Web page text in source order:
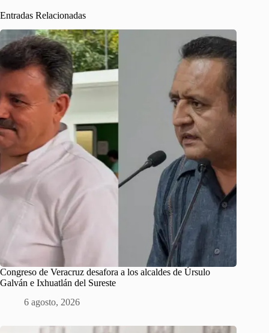
Entradas Relacionadas
Congreso de Veracruz desafora a los alcaldes de Úrsulo
Galván e Ixhuatlán del Sureste
6 agosto, 2026